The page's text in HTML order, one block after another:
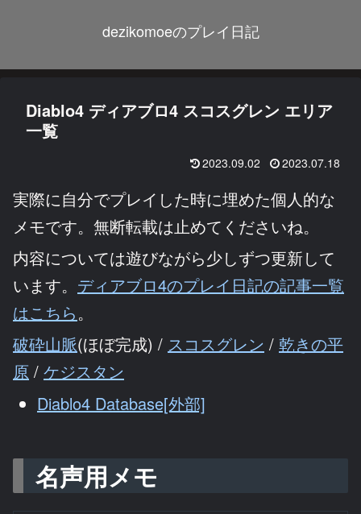
dezikomoeのプレイ日記
Diablo4 ディアブロ4 スコスグレン エリア
一覧
2023.09.02 2023.07.18
実際に自分でプレイした時に埋めた個人的な
メモです。無断転載は止めてくださいね。
内容については遊びながら少しずつ更新して
います。 ディアブロ4のプレイ日記の記事一覧
はこちら。
破砕山脈(ほぼ完成) / スコスグレン / 乾きの平
原 / ケジスタン
Diablo4 Database[外部]
名声用メモ